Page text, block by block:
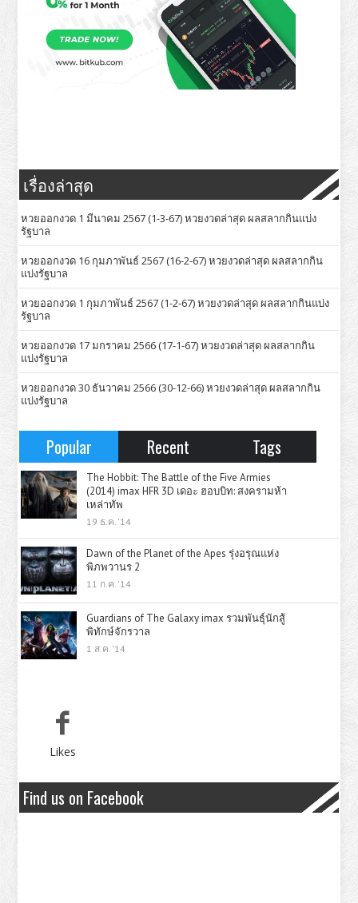
เรื่องล่าสุด
หวยออกงวด 1 มีนาคม 2567 (1-3-67) หวยงวดล่าสุด ผลสลากกินแบ่ง
รัฐบาล
หวยออกงวด 16 กุมภาพันธ์ 2567 (16-2-67) หวยงวดล่าสุด ผลสลากกิน
แบ่งรัฐบาล
หวยออกงวด 1 กุมภาพันธ์ 2567 (1-2-67) หวยงวดล่าสุด ผลสลากกินแบ่ง
รัฐบาล
หวยออกงวด 17 มกราคม 2566 (17-1-67) หวยงวดล่าสุด ผลสลากกิน
แบ่งรัฐบาล
หวยออกงวด 30 ธันวาคม 2566 (30-12-66) หวยงวดล่าสุด ผลสลากกิน
แบ่งรัฐบาล
Popular Recent Tags
The Hobbit: The Battle of the Five Armies
(2014) imax HFR 3D เดอะ ฮอบบิท: สงครามห้า
เหล่าทัพ
19 ธ.ค. '14
Dawn of the Planet of the Apes รุ่งอรุณแห่ง
พิภพวานร 2
11 ก.ค. '14
Guardians of The Galaxy imax รวมพันธุ์นักสู้
พิทักษ์จักรวาล
1 ส.ค. '14
Likes
Find us on Facebook